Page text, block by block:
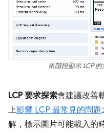
依階段顯示 LCP
LCP 要求探索會建議改善
上影響 LCP 最常見的問題
解，標示圖片可能載入的